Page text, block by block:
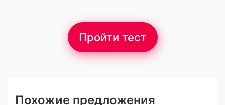
Пройти тест
Похожие предложения